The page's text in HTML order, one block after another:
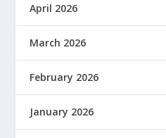
April 2026
March 2026
February 2026
January 2026